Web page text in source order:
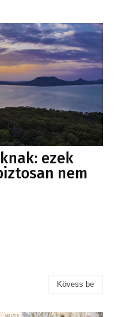
ezek
nem
Kövess be